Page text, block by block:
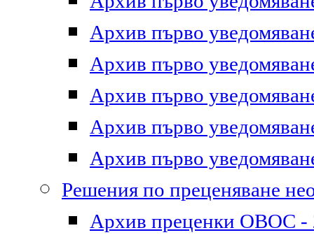
Архив първо
Архив първо
Архив първо
Архив първо
Архив първо
Решения по преценяване
Архив преценки ОВОС -